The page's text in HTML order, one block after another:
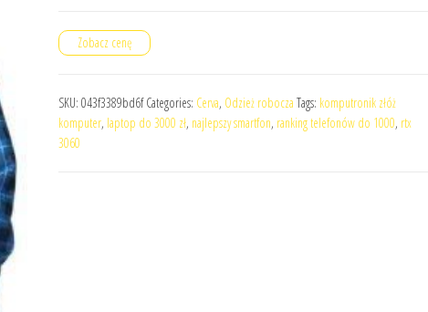
Zobacz cenę
SKU: 043f3389bd6f Categories: Cerva, Odzież robocza Tags: komputronik złóż
komputer, laptop do 3000 zł, najlepszy smartfon, ranking telefonów do 1000, rtx
3060